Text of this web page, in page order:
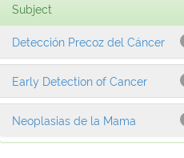
Subject
Detección Precoz del Cáncer
Early Detection of Cancer
Neoplasias de la Mama